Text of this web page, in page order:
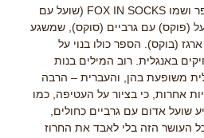
לדוגמה: קיבלתי לתרגום ספר ושמו FOX IN SOCKS (שועל עם
(פוקס) עם גרביים (סוקס), שמשגע
(בוקס). הספר כולו בנוי על
באנגלית. רוב המילים בנות
משופעת בהן, והעברית – הרבה
אחרות, כי בציור על העטיפה, כמו
שועל אדום עם גרביים כחולים,
העושר הזה בלי לאבד את החרוז